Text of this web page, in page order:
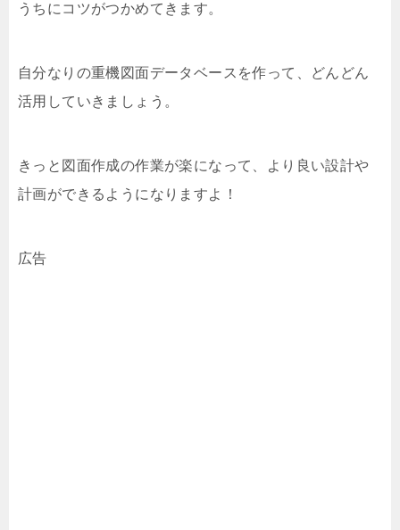
うちにコツがつかめてきます。
自分なりの重機図面データベースを作って、どんどん
活用していきましょう。
きっと図面作成の作業が楽になって、より良い設計や
計画ができるようになりますよ！
広告